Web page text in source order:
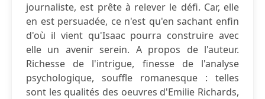
journaliste, est prête à relever le défi. Car, elle
en est persuadée, ce n'est qu'en sachant enfin
d'où il vient qu'Isaac pourra construire avec
elle un avenir serein. A propos de l'auteur.
Richesse de l'intrigue, finesse de l'analyse
psychologique, souffle romanesque : telles
sont les qualités des oeuvres d'Emilie Richards,